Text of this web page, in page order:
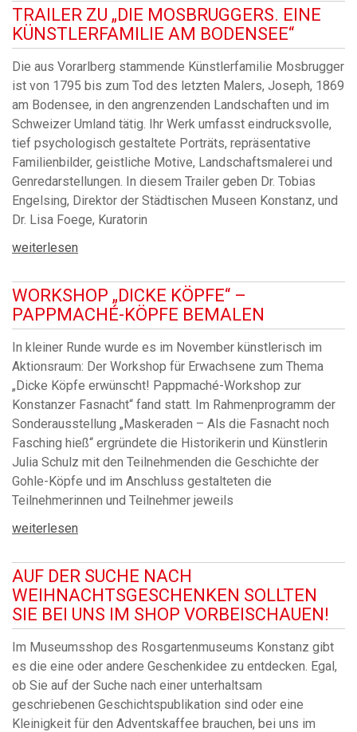
TRAILER ZU „DIE MOSBRUGGERS. EINE
KÜNSTLERFAMILIE AM BODENSEE“
Die aus Vorarlberg stammende Künstlerfamilie Mosbrugger
ist von 1795 bis zum Tod des letzten Malers, Joseph, 1869
am Bodensee, in den angrenzenden Landschaften und im
Schweizer Umland tätig. Ihr Werk umfasst eindrucksvolle,
tief psychologisch gestaltete Porträts, repräsentative
Familienbilder, geistliche Motive, Landschaftsmalerei und
Genredarstellungen. In diesem Trailer geben Dr. Tobias
Engelsing, Direktor der Städtischen Museen Konstanz, und
Dr. Lisa Foege, Kuratorin
weiterlesen
WORKSHOP „DICKE KÖPFE“ –
PAPPMACHÉ-KÖPFE BEMALEN
In kleiner Runde wurde es im November künstlerisch im
Aktionsraum: Der Workshop für Erwachsene zum Thema
„Dicke Köpfe erwünscht! Pappmaché-Workshop zur
Konstanzer Fasnacht“ fand statt. Im Rahmenprogramm der
Sonderausstellung „Maskeraden – Als die Fasnacht noch
Fasching hieß“ ergründete die Historikerin und Künstlerin
Julia Schulz mit den Teilnehmenden die Geschichte der
Gohle-Köpfe und im Anschluss gestalteten die
Teilnehmerinnen und Teilnehmer jeweils
weiterlesen
AUF DER SUCHE NACH
WEIHNACHTSGESCHENKEN SOLLTEN
SIE BEI UNS IM SHOP VORBEISCHAUEN!
Im Museumsshop des Rosgartenmuseums Konstanz gibt
es die eine oder andere Geschenkidee zu entdecken. Egal,
ob Sie auf der Suche nach einer unterhaltsam
geschriebenen Geschichtspublikation sind oder eine
Kleinigkeit für den Adventskaffee brauchen, bei uns im